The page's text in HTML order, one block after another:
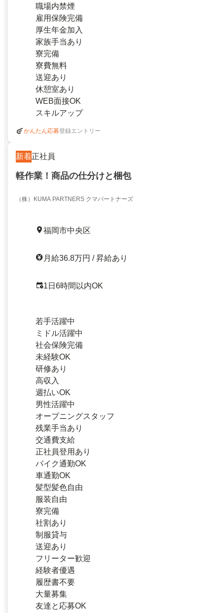
職場内禁煙
雇用保険完備
厚生年金加入
家族手当あり
寮完備
寮費無料
送迎あり
休憩室あり
WEB面接OK
スキルアップ
かんたん応募登録エントリー
新着正社員
軽作業！商品の仕分けと梱包
（株）KUMA PARTNERS クマパートナーズ
福岡市中央区
月給36.8万円 / 昇給あり
1日6時間以内OK
若手活躍中
ミドル活躍中
社会保険完備
未経験OK
研修あり
高収入
週払いOK
男性活躍中
オープニングスタッフ
残業手当あり
交通費支給
正社員登用あり
バイク通勤OK
車通勤OK
髪型髪色自由
服装自由
寮完備
社割あり
制服貸与
送迎あり
フリーター歓迎
経験者優遇
履歴書不要
大量募集
友達と応募OK